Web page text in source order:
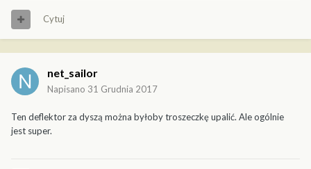
Cytuj
net_sailor
Napisano 31 Grudnia 2017
Ten deflektor za dyszą można byłoby troszeczkę upalić. Ale ogólnie
jest super.